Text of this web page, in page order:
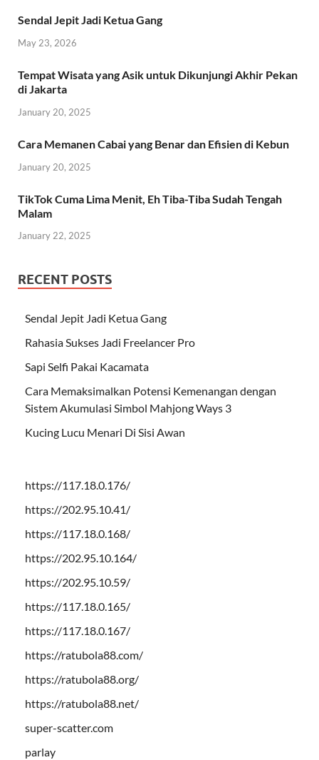
Sendal Jepit Jadi Ketua Gang
May 23, 2026
Tempat Wisata yang Asik untuk Dikunjungi Akhir Pekan
di Jakarta
January 20, 2025
Cara Memanen Cabai yang Benar dan Efisien di Kebun
January 20, 2025
TikTok Cuma Lima Menit, Eh Tiba-Tiba Sudah Tengah
Malam
January 22, 2025
RECENT POSTS
Sendal Jepit Jadi Ketua Gang
Rahasia Sukses Jadi Freelancer Pro
Sapi Selfi Pakai Kacamata
Cara Memaksimalkan Potensi Kemenangan dengan
Sistem Akumulasi Simbol Mahjong Ways 3
Kucing Lucu Menari Di Sisi Awan
https://117.18.0.176/
https://202.95.10.41/
https://117.18.0.168/
https://202.95.10.164/
https://202.95.10.59/
https://117.18.0.165/
https://117.18.0.167/
https://ratubola88.com/
https://ratubola88.org/
https://ratubola88.net/
super-scatter.com
parlay